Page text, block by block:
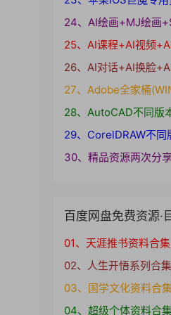
24、AI绘画+MJ绘画
25、AI课程+AI视频
26、AI对话+AI换脸
27、Adobe全家桶
28、AutoCAD不同版
29、CorelDRAW不同
30、精品资源两次分
百度网盘免费资源·
01、天涯推书资料合集
02、人生开悟系列合集
03、国学文化资料合
04、超级个体资料合